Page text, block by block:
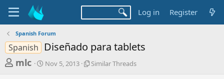
Log in Register
Spanish Forum
Spanish Diseñado para tablets
T
mlc
SNov 5, 2013
S
Similar Threads